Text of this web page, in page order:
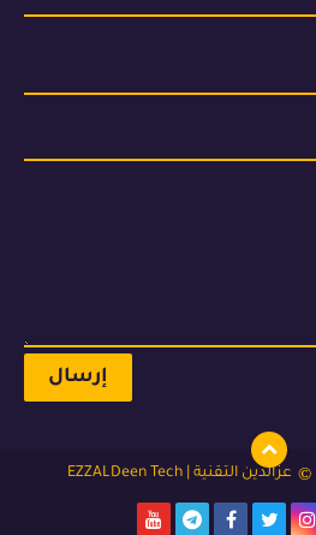
© عزالدين التقنية | EZZALDeen Tech